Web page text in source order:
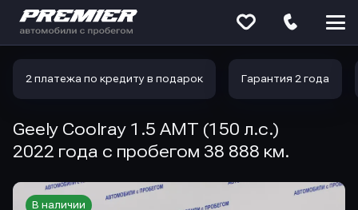
2 платежа по кредиту в подарок Гарантия 2 года
Geely Coolray 1.5 AMT (150 л.с.)
2022 года с пробегом 38 888 км.
В наличии